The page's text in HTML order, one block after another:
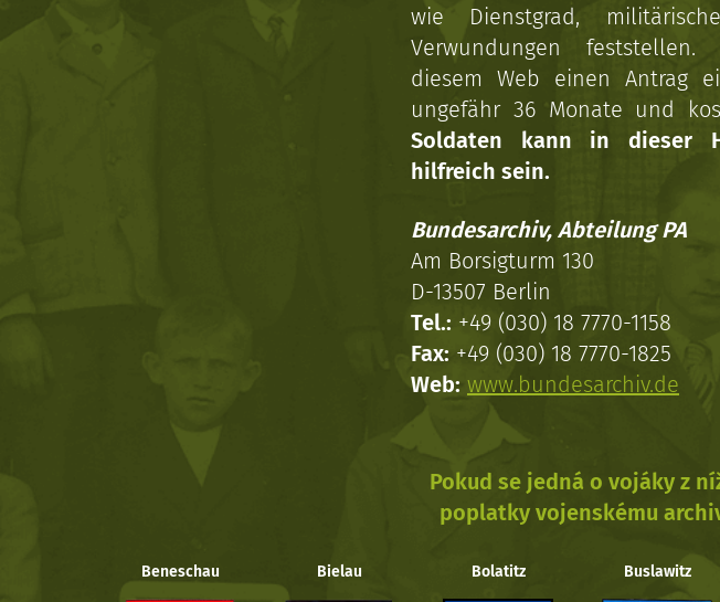
wie Dienstgrad,
Verwundungen
diesem Web einen Antrag
ungefähr 36 Monate und
Soldaten kann in dieser
hilfreich sein.
Bundesarchiv, Abteilung PA
Am Borsigturm 130
D-13507 Berlin
Tel.: +49 (030) 18 7770-1158
Fax: +49 (030) 18 7770-1825
Web: www.bundesarchiv.de
Pokud se jedná o vojáky z
poplatky vojenskému
Beneschau Bielau Bolatitz Buslawitz